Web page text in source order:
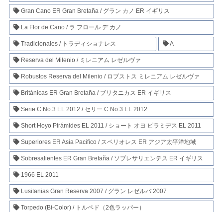
Gran Cano ER Gran Bretaña / グラン カノ ER イギリス
La Flor de Cano / ラ フロール デ カノ
Tradicionales / トラディショナレス A
Reserva del Milenio / ミレニアム レゼルヴァ
Robustos Reserva del Milenio / ロブストス ミレニアム レゼルヴァ
Británicas ER Gran Bretaña / ブリタニカス ER イギリス
Serie C No.3 EL 2012 / セリー C No.3 EL 2012
Short Hoyo Pirámides EL 2011 / ショート オヨ ピラミデス EL 2011
Superiores ER Asia Pacifico / スペリオレス ER アジア太平洋地域
Sobresalientes ER Gran Bretaña / ソブレサリエンテス ER イギリス
1966 EL 2011
Lusitanias Gran Reserva 2007 / グラン レゼルバ 2007
Torpedo (Bi-Color) / トルペド（2色ラッパー）